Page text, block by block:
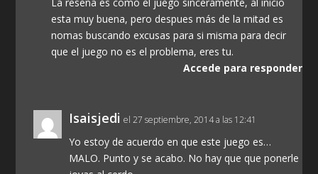
esta muy buena, pero despues más de la mitad es
nomas buscando excusas para si misma para decir
que el juego no es el problema, eres tu.
Accede para responder
Isaisjedi el 27 septiembre, 2014 a las 12:41
Yo estoy de acuerdo en que este juego es…
MALO. Punto y se acabo. No hay que que ponerle